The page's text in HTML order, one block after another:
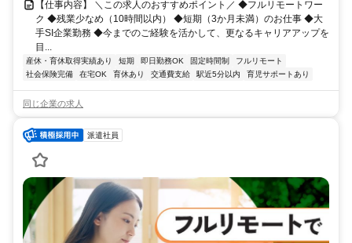
【仕事内容】 ＼この求人のおすすめポイント／ ◆フルリモートワー
ク ◆残業少なめ（10時間以内） ◆短期（3か月未満）のお仕事 ◆大
手SI企業勤務 ◆今までのご経験を活かして、更なるキャリアアップを
目...
産休・育休取得実績あり 短期 即日勤務OK 固定時間制
フルリモート
社会保険完備
在宅OK 育休あり 交通費支給 駅近5分以内 育児サポートあり
同じ企業の求人
派遣社員